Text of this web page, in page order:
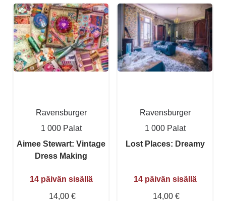
Ravensburger
1 000 Palat
Aimee Stewart: Vintage
Dress Making
14 päivän sisällä
14,00 €
Ravensburger
1 000 Palat
Lost Places: Dreamy
14 päivän sisällä
14,00 €